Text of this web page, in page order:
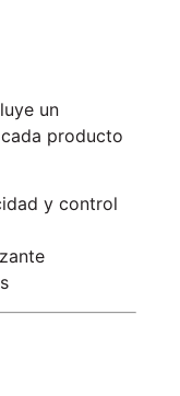
un
producto
y control